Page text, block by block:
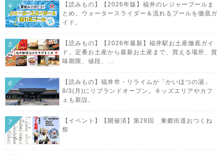
【読みもの】【2026年版】福井のレジャープールま
とめ。ウォータースライダー＆流れるプールを徹底ガ
イド。
【読みもの】【2026年最新】福井駅お土産徹底ガイ
ド。定番お土産から最新お土産まで、買える場所、賞
味期限、値段、...
【読みもの】福井市・リライムが「かいほつの湯」
8/3(月)にリブランドオープン。キッズエリアやカフ
ェも新設。
【イベント】【開催済】第28回 東郷街道おつくね
祭